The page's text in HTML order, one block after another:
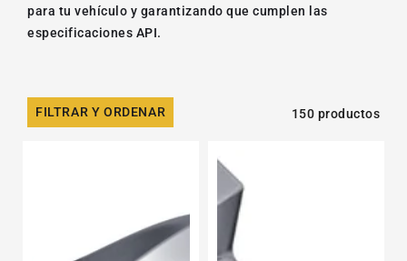
para tu vehículo y garantizando que cumplen las
especificaciones API.
150 productos
FILTRAR Y ORDENAR
Aceite
Motor
Sintético
Lukoil